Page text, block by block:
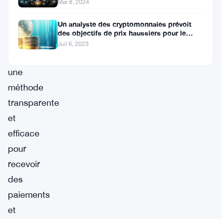
offre
aux
entreprises
une
méthode
transparente
et
efficace
pour
recevoir
des
paiements
et
Mar 8, 2024
Un analyste des cryptomonnaies prévoit
des objectifs de prix haussiers pour le
bitcoin et l’ethereum
Juil 6, 2023